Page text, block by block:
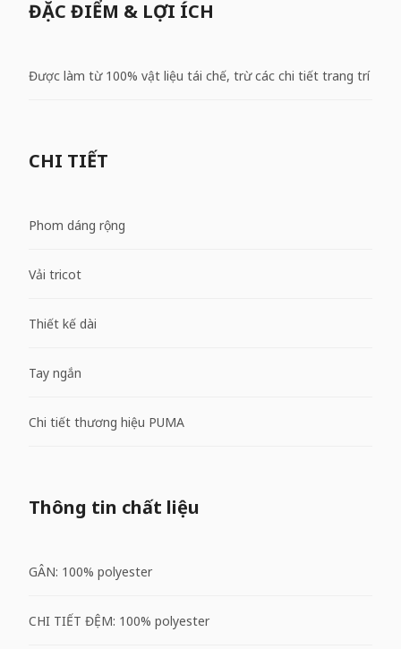
ĐẶC ĐIỂM & LỢI ÍCH
Được làm từ 100% vật liệu tái chế, trừ các chi tiết trang trí
CHI TIẾT
Phom dáng rộng
Vải tricot
Thiết kế dài
Tay ngắn
Chi tiết thương hiệu PUMA
Thông tin chất liệu
GÂN: 100% polyester
CHI TIẾT ĐỆM: 100% polyester